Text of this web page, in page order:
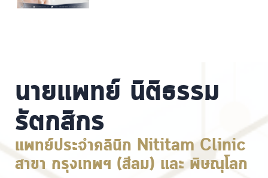
นายแพทย์ นิติธรรม
รัตกสิกร
แพทย์ประจำคลินิก Nititam Clinic
สาขา กรุงเทพฯ (สีลม) และ พิษณุโลก